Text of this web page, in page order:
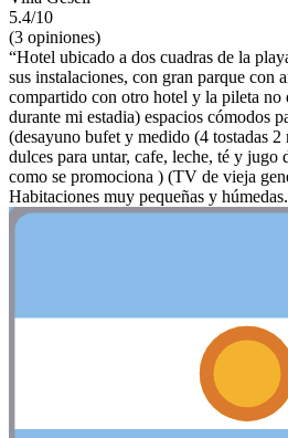
5.4/10
(3 opiniones)
“Hotel ubicado a dos cuadras de la
sus instalaciones, con gran parque con
compartido con otro hotel y la pileta no
durante mi estadia) espacios cómodos
(desayuno bufet y medido (4 tostadas 2
dulces para untar, cafe, leche, té y jugo
como se promociona ) (TV de vieja
Habitaciones muy pequeñas y